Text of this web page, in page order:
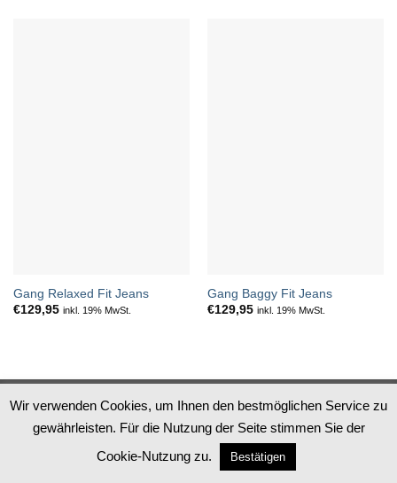
Gang Relaxed Fit Jeans
€129,95 inkl. 19% MwSt.
Gang Baggy Fit Jeans
€129,95 inkl. 19% MwSt.
Datenschutz ImpressumAGB Widerruf
PayPal
Apple
MasterCard
Visa
Copyright 2026 ©Steingrube Mode
Wir verwenden Cookies, um Ihnen den bestmöglichen Service zu
gewährleisten. Für die Nutzung der Seite stimmen Sie der
Cookie-Nutzung zu.
Bestätigen